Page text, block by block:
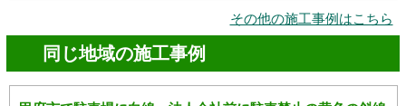
その他の施工事例はこちら
同じ地域の施工事例